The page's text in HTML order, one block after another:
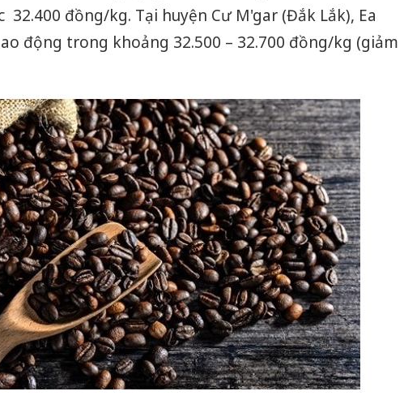
đồng/kg. Tại huyện Cư M'gar (Đắk Lắk), Ea
động trong khoảng 32.500 – 32.700 đồng/kg (giảm